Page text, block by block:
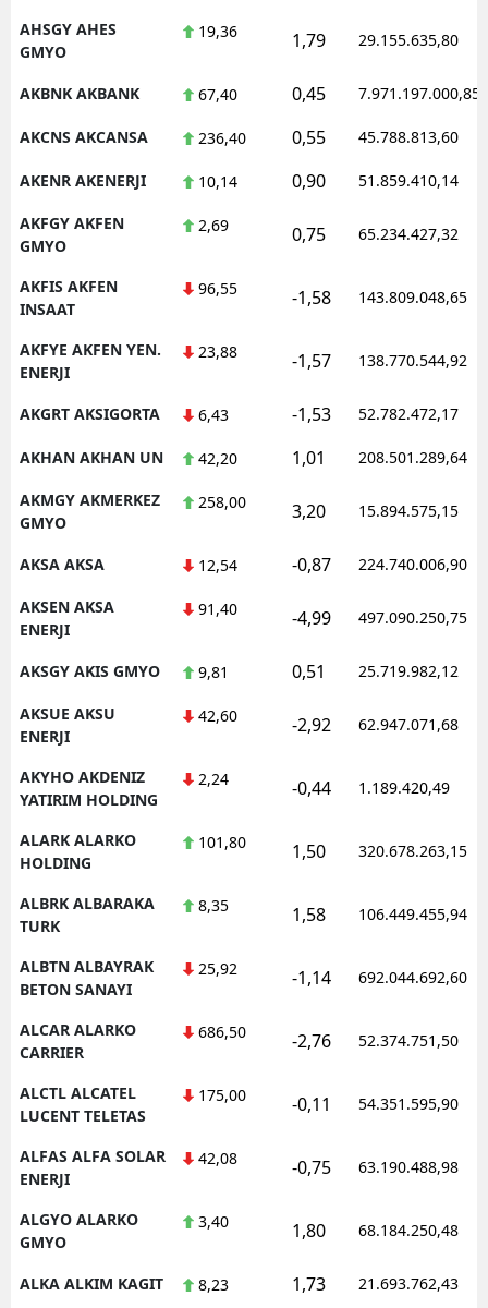
AHSGY AHES
GMYO
19,36 1,79 29.155.635,80
AKBNK AKBANK 67,40 0,45 7.971.197.000,85
AKCNS AKCANSA 236,40 0,55 45.788.813,60
AKENR AKENERJI 10,14 0,90 51.859.410,14
AKFGY AKFEN
GMYO
2,69 0,75 65.234.427,32
AKFIS AKFEN
INSAAT
96,55 -1,58 143.809.048,65
AKFYE AKFEN YEN.
ENERJI
23,88 -1,57 138.770.544,92
AKGRT AKSIGORTA 6,43 -1,53 52.782.472,17
AKHAN AKHAN UN 42,20 1,01 208.501.289,64
AKMGY AKMERKEZ
GMYO
258,00 3,20 15.894.575,15
AKSA AKSA 12,54 -0,87 224.740.006,90
AKSEN AKSA
ENERJI
91,40 -4,99 497.090.250,75
AKSGY AKIS GMYO 9,81 0,51 25.719.982,12
AKSUE AKSU
ENERJI
42,60 -2,92 62.947.071,68
AKYHO AKDENIZ
YATIRIM HOLDING
2,24 -0,44 1.189.420,49
ALARK ALARKO
HOLDING
101,80 1,50 320.678.263,15
ALBRK ALBARAKA
TURK
8,35 1,58 106.449.455,94
ALBTN ALBAYRAK
BETON SANAYI
25,92 -1,14 692.044.692,60
ALCAR ALARKO
CARRIER
686,50 -2,76 52.374.751,50
ALCTL ALCATEL
LUCENT TELETAS
175,00 -0,11 54.351.595,90
ALFAS ALFA SOLAR
ENERJI
42,08 -0,75 63.190.488,98
ALGYO ALARKO
GMYO
3,40 1,80 68.184.250,48
ALKA ALKIM KAGIT 8,23 1,73 21.693.762,43